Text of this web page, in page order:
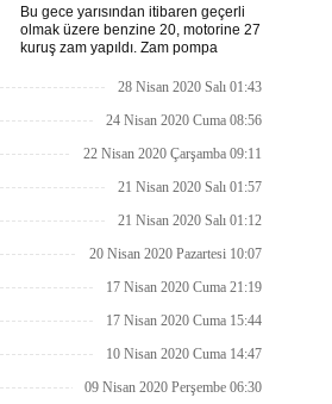
Bu gece yarısından itibaren geçerli
olmak üzere benzine 20, motorine 27
kuruş zam yapıldı. Zam pompa
28 Nisan 2020 Salı 01:43
24 Nisan 2020 Cuma 08:56
22 Nisan 2020 Çarşamba 09:11
21 Nisan 2020 Salı 01:57
21 Nisan 2020 Salı 01:12
20 Nisan 2020 Pazartesi 10:07
17 Nisan 2020 Cuma 21:19
17 Nisan 2020 Cuma 15:44
10 Nisan 2020 Cuma 14:47
09 Nisan 2020 Perşembe 06:30